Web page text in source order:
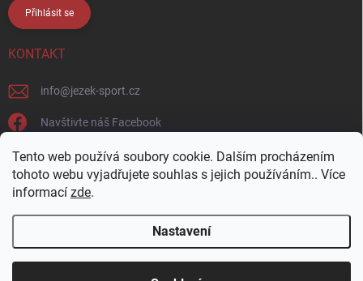
Tento web používá soubory cookie. Dalším procházením
tohoto webu vyjadřujete souhlas s jejich používáním.. Více
informací zde.
Nastavení
Přihlásit se
KONTAKT
info@jezek-sport.cz
Navštivte náš Facebook
jezek_sport_np/
Copyright 2026Ježek sport s.r.o.. Všechna práva vyhrazena.Upravit
nastavení cookies